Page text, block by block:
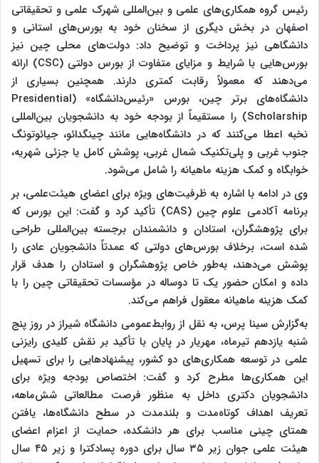
رئیس گروه همکاری‌های علمی و بین‌المللی شهرک علمی و تحقیقاتی
اصفهان در بخش دیگری از سخنان خود به بورس‌های استانی و
دانشگاهی نیز پرداخت و توضیح داد: دولت‌های محلی چین نیز
بورس‌هایی با شرایط و مزایای متفاوت از بورس دولتی (CSC) ارائه
می‌دهند که معمولاً رقابت کمتری دارند. همچنین بسیاری از
دانشگاه‌های برتر چین، بورس «رئیس‌دانشگاه» (Presidential
Scholarship) را مستقیماً از بودجه خود به دانشجویان بین‌المللی
نخبه اعطا می‌کنند که در دانشگاه‌هایی مانند چینگدائو، جیائوتونگ
جنوب غربی و پلی‌تکنیک شمال غربی، پوشش کامل یا جزئی شهریه،
خوابگاه و کمک هزینه ماهیانه را شامل می‌شود.
وی در ادامه با اشاره به ظرفیت‌های ویژه برای اعضای هیئت‌علمی، بر
برنامه آکادمی علوم چین (CAS) تأکید کرد و گفت: این بورس که
برای پژوهشگران، استادان و دانشمندان برجسته بین‌المللی طراحی
شده است، برخلاف بورس‌های دولتی که عمدتاً دانشجویان عادی را
پوشش می‌دهند، به‌طور خاص پژوهشگران و استادان را هدف قرار
داده و امکان حضور یک تا دوساله در مؤسسات تحقیقاتی چین را با
کمک هزینه ماهیانه معقول فراهم می‌کند.
به‌گزارش سینا پرس، به نقل از روابط‌عمومی دانشگاه شیراز در روز پنج
شنبه یازدهم تیرماه، مهریار در پایان با تأکید بر نقش کلیدی رایزنی
علمی در توسعه همکاری‌های دو کشور، پیشنهادهایی را برای تسهیل
این همکاری‌ها مطرح کرد و گفت: اختصاص بودجه ویژه برای
دانشجویان دکتری داخل به منظور فرصت مطالعاتی شش‌ماهه،
تعریف اهداف کوتاه‌مدت و بلندمدت در سطح دانشگاه‌ها، یافتن
همتای چینی مناسب برای هر دانشکده، حمایت از اعزام اعضای
هیئت علمی جوان زیر ۳۵ سال برای دوره پسادکترا و زیر ۴۵ سال